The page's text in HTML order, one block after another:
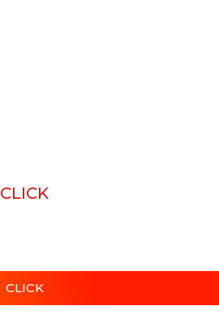
CLICK
CLICK